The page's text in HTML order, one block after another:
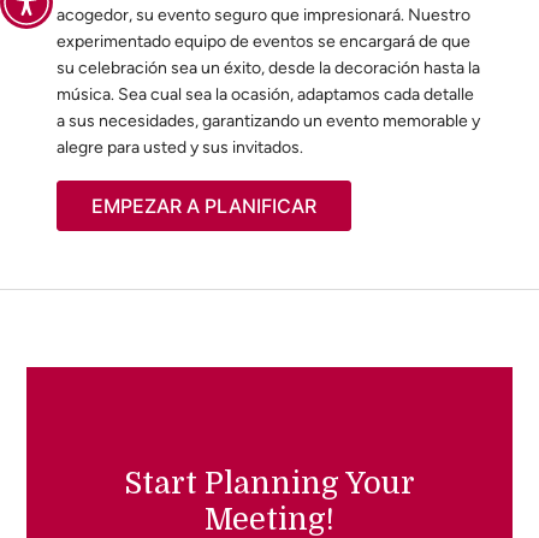
acogedor, su evento seguro que impresionará. Nuestro
experimentado equipo de eventos se encargará de que
su celebración sea un éxito, desde la decoración hasta la
música. Sea cual sea la ocasión, adaptamos cada detalle
a sus necesidades, garantizando un evento memorable y
alegre para usted y sus invitados.
EMPEZAR A PLANIFICAR
Start Planning Your
Meeting!